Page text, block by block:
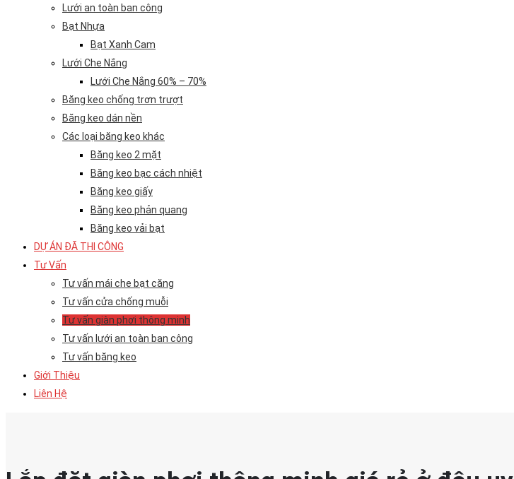
Lưới an toàn ban công
Bạt Nhựa
Bạt Xanh Cam
Lưới Che Nắng
Lưới Che Nắng 60% – 70%
Băng keo chống trơn trượt
Băng keo dán nền
Các loại băng keo khác
Băng keo 2 mặt
Băng keo bạc cách nhiệt
Băng keo giấy
Băng keo phản quang
Băng keo vải bạt
DỰ ÁN ĐÃ THI CÔNG
Tư Vấn
Tư vấn mái che bạt căng
Tư vấn cửa chống muỗi
Tư vấn giàn phơi thông minh
Tư vấn lưới an toàn ban công
Tư vấn băng keo
Giới Thiệu
Liên Hệ